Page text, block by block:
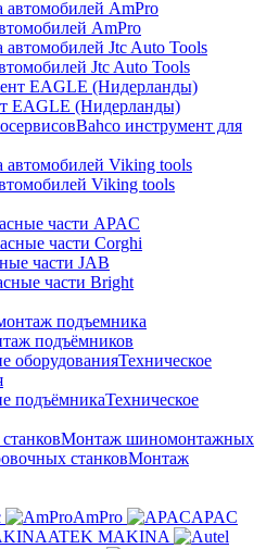
AmPro
Jtc Auto Tools
EAGLE (Нидерланды)
Bahco инструмент для
Viking tools
части APAC
части Corghi
части JAB
части Bright
подъемника
подъёмников
Техническое
Техническое
Монтаж шиномонтажных
Монтаж
AmPro
APAC
ATEK MAKINA